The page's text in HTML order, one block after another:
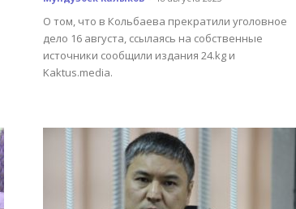
О том, что в Кольбаева прекратили уголовное
дело 16 августа, ссылаясь на собственные
источники сообщили издания 24.kg и
Kaktus.media.